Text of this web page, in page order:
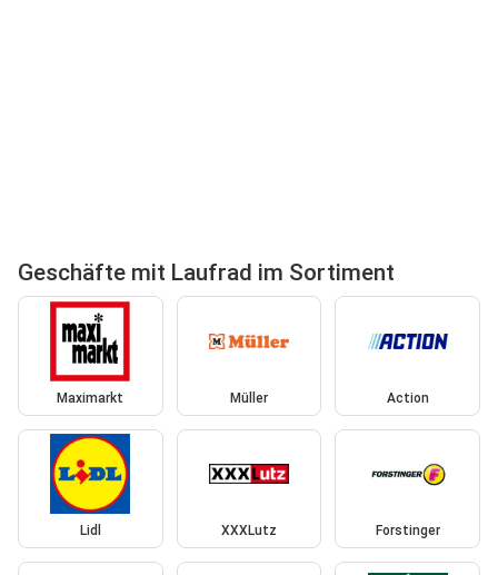
Geschäfte mit Laufrad im Sortiment
Maximarkt Müller Action
Lidl XXXLutz Forstinger